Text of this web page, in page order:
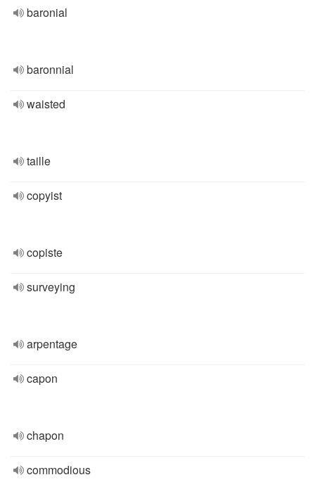
baronial
baronnial
waisted
taille
copyist
copiste
surveying
arpentage
capon
chapon
commodious